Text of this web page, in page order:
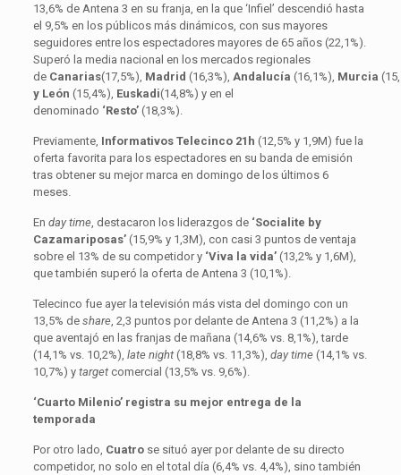
13,6% de Antena 3 en su franja, en la que ‘Infiel’ descendió hasta
el 9,5% en los públicos más dinámicos, con sus mayores
seguidores entre los espectadores mayores de 65 años (22,1%).
Superó la media nacional en los mercados regionales
de Canarias(17,5%), Madrid (16,3%), Andalucía (16,1%), Murcia
y León (15,4%), Euskadi(14,8%) y en el
denominado ‘Resto’(18,3%).
Previamente, Informativos Telecinco 21h (12,5% y 1,9M) fue la
oferta favorita para los espectadores en su banda de emisión
tras obtener su mejor marca en domingo de los últimos 6
meses.
En day time, destacaron los liderazgos de ‘Socialite by
Cazamariposas’ (15,9% y 1,3M), con casi 3 puntos de ventaja
sobre el 13% de su competidor y ‘Viva la vida’(13,2% y 1,6M),
que también superó la oferta de Antena 3 (10,1%).
Telecinco fue ayer la televisión más vista del domingo con un
13,5% de share, 2,3 puntos por delante de Antena 3 (11,2%) a la
que aventajó en las franjas de mañana (14,6% vs. 8,1%), tarde
(14,1% vs. 10,2%), late night(18,8% vs. 11,3%), day time(14,1% vs.
10,7%) y targetcomercial (13,5% vs. 9,6%).
‘Cuarto Milenio’ registra su mejor entrega de la
temporada
Por otro lado, Cuatrose situó ayer por delante de su directo
competidor, no solo en el total día (6,4% vs. 4,4%), sino también